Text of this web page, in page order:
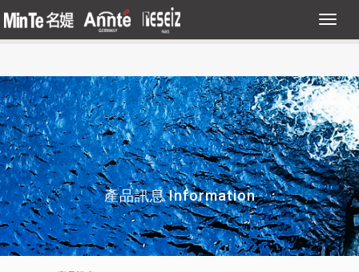
產品訊息 Information